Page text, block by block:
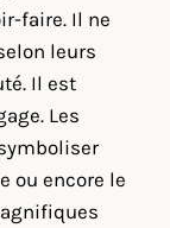
faire. Il ne
leurs
Il est
Les
ou encore le